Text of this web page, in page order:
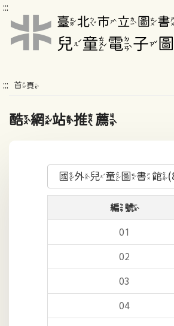
:::
::: 首頁
酷網站推薦
國外兒童圖書館
編號
01
02
03
04